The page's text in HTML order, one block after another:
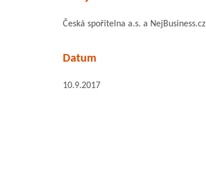
Česká spořitelna a.s. a NejBusiness.cz
Datum
10.9.2017